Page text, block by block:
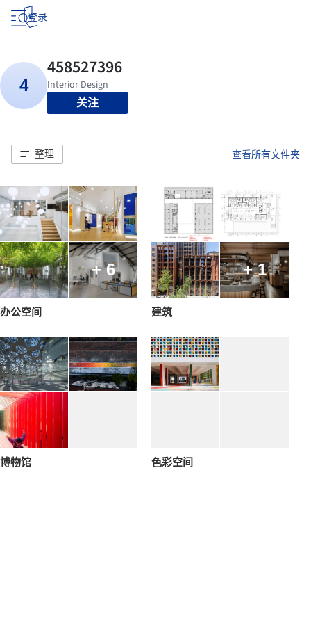
登录
关注
整理 查看所有文件夹
+ 6
办公空间
+ 1
建筑
博物馆 色彩空间